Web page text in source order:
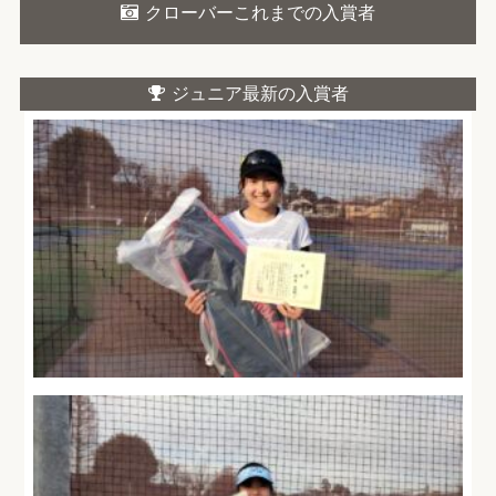
クローバーこれまでの入賞者
ジュニア最新の入賞者